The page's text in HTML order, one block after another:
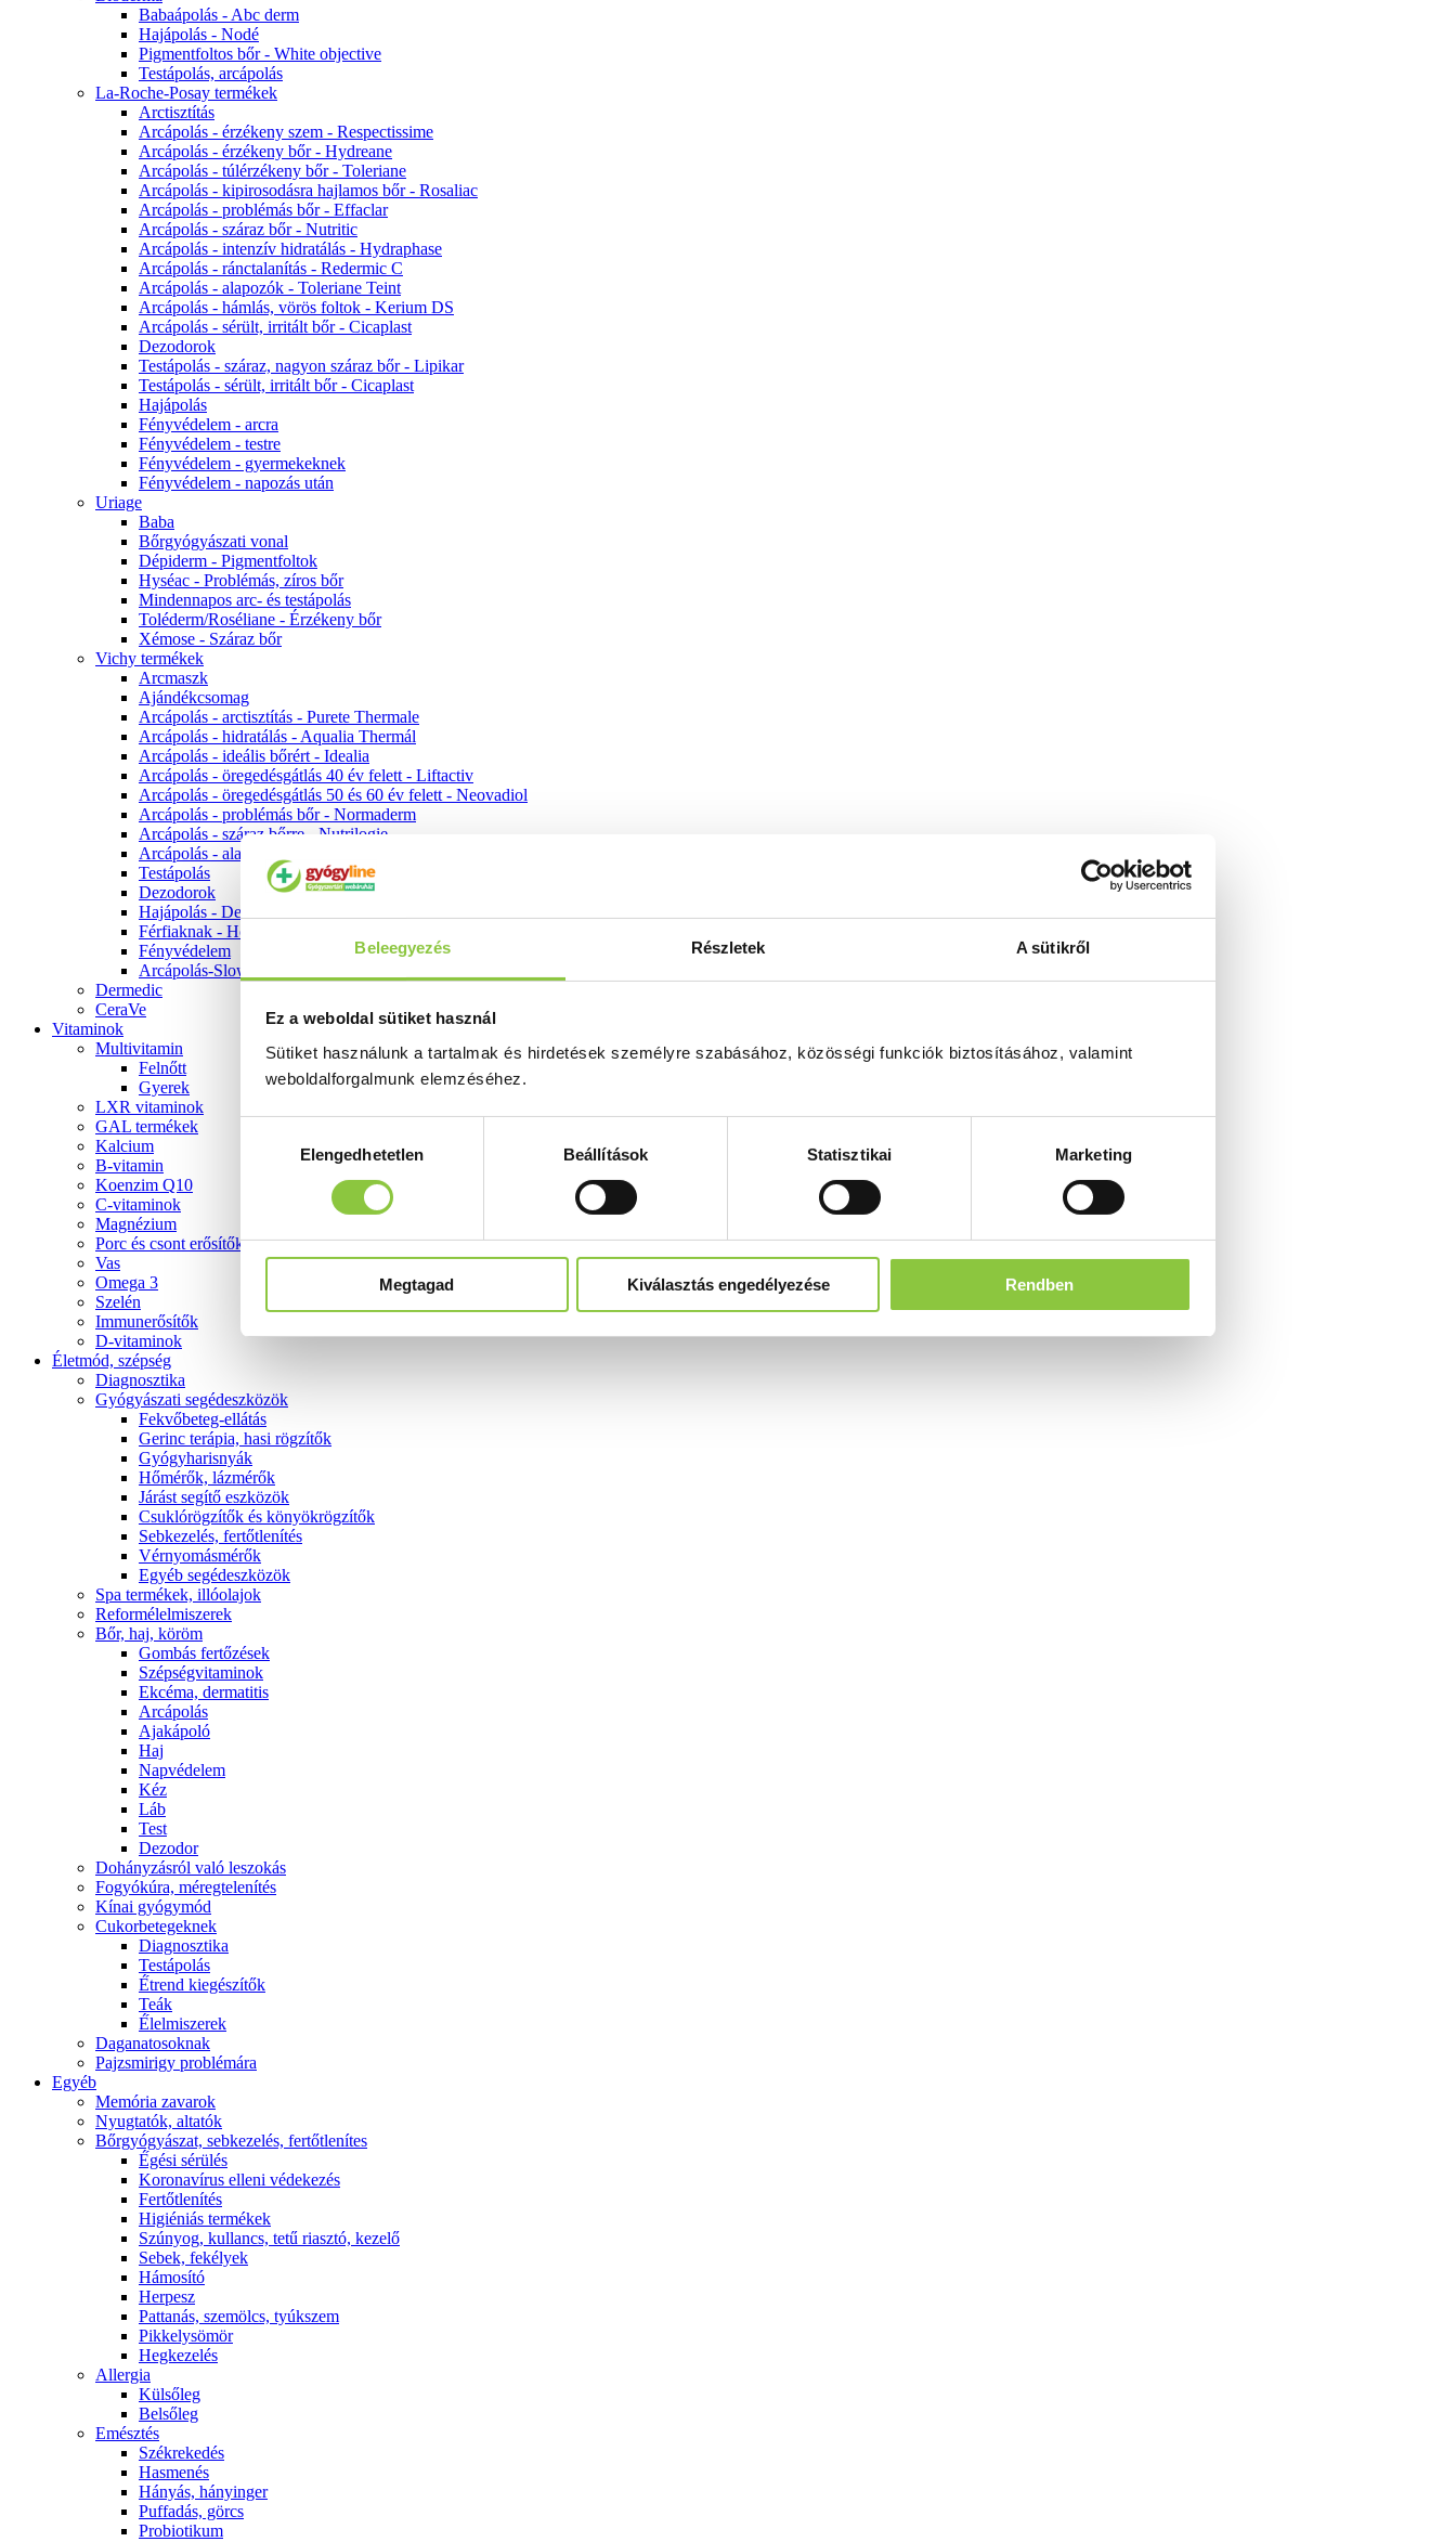
Beleegyezés Részletek A sütikről
Ez a weboldal sütiket használ
Sütiket használunk a tartalmak és hirdetések személyre szabásához, közösségi funkciók biztosításához, valamint
weboldalforgalmunk elemzéséhez.
kiválasztásaElengedhetetlen Beállítások Statisztikai Marketing
Megtagad Kiválasztás engedélyezése Rendben
Babaápolás - Abc derm
Hajápolás - Nodé
Pigmentfoltos bőr - White objective
Testápolás, arcápolás
La-Roche-Posay termékek
Arctisztítás
Arcápolás - érzékeny szem - Respectissime
Arcápolás - érzékeny bőr - Hydreane
Arcápolás - túlérzékeny bőr - Toleriane
Arcápolás - kipirosodásra hajlamos bőr - Rosaliac
Arcápolás - problémás bőr - Effaclar
Arcápolás - száraz bőr - Nutritic
Arcápolás - intenzív hidratálás - Hydraphase
Arcápolás - ránctalanítás - Redermic C
Arcápolás - alapozók - Toleriane Teint
Arcápolás - hámlás, vörös foltok - Kerium DS
Arcápolás - sérült, irritált bőr - Cicaplast
Dezodorok
Testápolás - száraz, nagyon száraz bőr - Lipikar
Testápolás - sérült, irritált bőr - Cicaplast
Hajápolás
Fényvédelem - arcra
Fényvédelem - testre
Fényvédelem - gyermekeknek
Fényvédelem - napozás után
Uriage
Baba
Bőrgyógyászati vonal
Dépiderm - Pigmentfoltok
Hyséac - Problémás, zíros bőr
Mindennapos arc- és testápolás
Toléderm/Roséliane - Érzékeny bőr
Xémose - Száraz bőr
Vichy termékek
Arcmaszk
Ajándékcsomag
Arcápolás - arctisztítás - Purete Thermale
Arcápolás - hidratálás - Aqualia Thermál
Arcápolás - ideális bőrért - Idealia
Arcápolás - öregedésgátlás 40 év felett - Liftactiv
Arcápolás - öregedésgátlás 50 és 60 év felett - Neovadiol
Arcápolás - problémás bőr - Normaderm
Arcápolás - száraz bőrre - Nutrilogie
Arcápolás - alapozók
Testápolás
Dezodorok
Hajápolás - Dercos
Férfiaknak - Homme
Fényvédelem
Arcápolás-Slow Age
Dermedic
CeraVe
Vitaminok
Multivitamin
Felnőtt
Gyerek
LXR vitaminok
GAL termékek
Kalcium
B-vitamin
Koenzim Q10
C-vitaminok
Magnézium
Porc és csont erősítők
Vas
Omega 3
Szelén
Immunerősítők
D-vitaminok
Életmód, szépség
Diagnosztika
Gyógyászati segédeszközök
Fekvőbeteg-ellátás
Gerinc terápia, hasi rögzítők
Gyógyharisnyák
Hőmérők, lázmérők
Járást segítő eszközök
Csuklórögzítők és könyökrögzítők
Sebkezelés, fertőtlenítés
Vérnyomásmérők
Egyéb segédeszközök
Spa termékek, illóolajok
Reformélelmiszerek
Bőr, haj, köröm
Gombás fertőzések
Szépségvitaminok
Ekcéma, dermatitis
Arcápolás
Ajakápoló
Haj
Napvédelem
Kéz
Láb
Test
Dezodor
Dohányzásról való leszokás
Fogyókúra, méregtelenítés
Kínai gyógymód
Cukorbetegeknek
Diagnosztika
Testápolás
É́trend kiegészítők
Teák
É́lelmiszerek
Daganatosoknak
Pajzsmirigy problémára
Egyéb
Memória zavarok
Nyugtatók, altatók
Bőrgyógyászat, sebkezelés, fertőtlenítes
É́gési sérülés
Koronavírus elleni védekezés
Fertőtlenítés
Higiéniás termékek
Szúnyog, kullancs, tetű riasztó, kezelő
Sebek, fekélyek
Hámosító
Herpesz
Pattanás, szemölcs, tyúkszem
Pikkelysömör
Hegkezelés
Allergia
Külsőleg
Belsőleg
Emésztés
Székrekedés
Hasmenés
Hányás, hányinger
Puffadás, görcs
Probiotikum